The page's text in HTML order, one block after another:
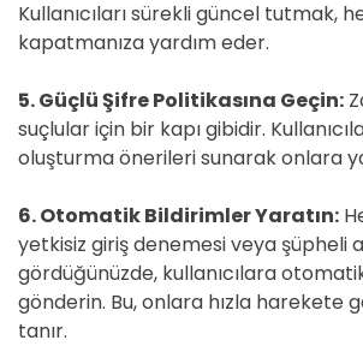
Kullanıcıları sürekli güncel tutmak,
kapatmanıza yardım eder.
5. Güçlü Şifre Politikasına Geçin:
suçlular için bir kapı gibidir.
oluşturma önerileri sunarak onlara
6. Otomatik Bildirimler Yaratın:
yetkisiz giriş denemesi veya şüpheli
gördüğünüzde, kullanıcılara
gönderin. Bu, onlara hızla harekete
tanır.